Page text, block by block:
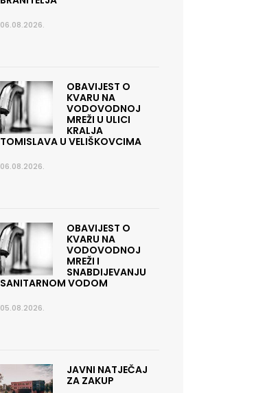
06.08.2026.
OBAVIJEST O
KVARU NA
VODOVODNOJ
MREŽI U ULICI
KRALJA
TOMISLAVA U VELIŠKOVCIMA
06.08.2026.
OBAVIJEST O
KVARU NA
VODOVODNOJ
MREŽI I
SNABDIJEVANJU
SANITARNOM VODOM
05.08.2026.
JAVNI NATJEČAJ
ZA ZAKUP